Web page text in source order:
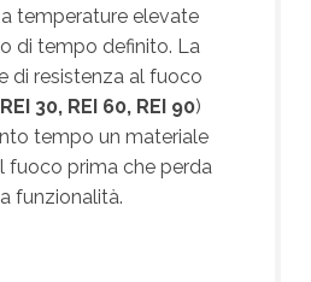
a temperature elevate
di tempo definito. La
di resistenza al fuoco
REI 30, REI 60, REI 90)
tempo un materiale
fuoco prima che perda
funzionalità.